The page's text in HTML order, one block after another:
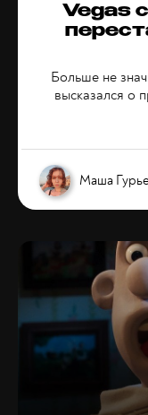
Vegas
Больше не
высказался о
Маша